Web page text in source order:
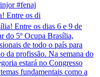
Entre os di